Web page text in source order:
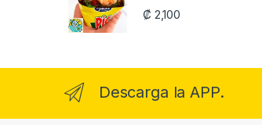
₡ 2,100
Descarga la APP.